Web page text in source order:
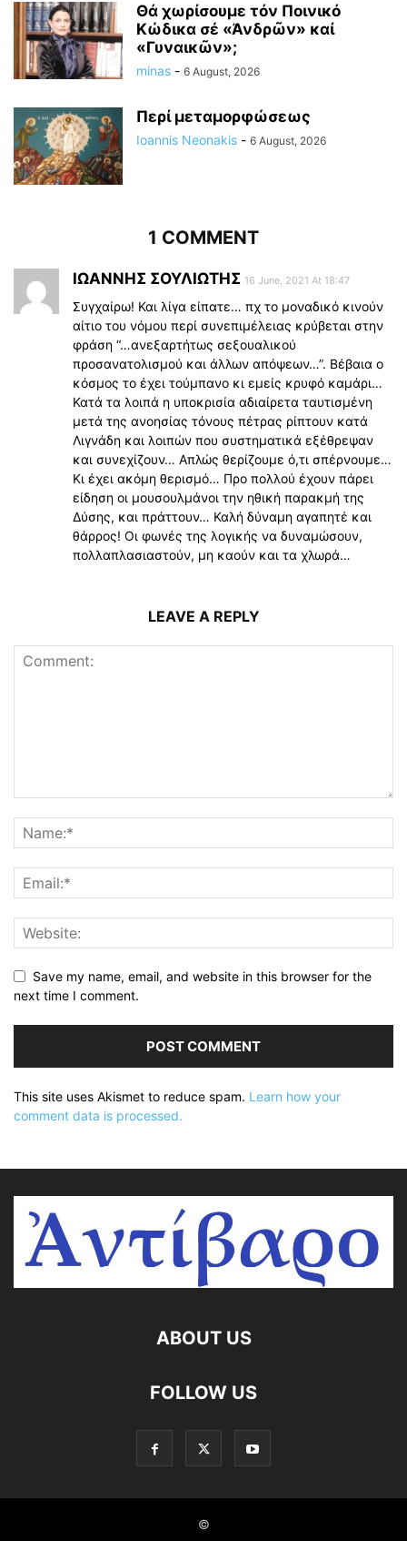
Θά χωρίσουμε τόν Ποινικό
Κώδικα σέ «Ἀνδρῶν» καί
«Γυναικῶν»;
minas - 6 August, 2026
Περί μεταμορφώσεως
Ioannis Neonakis - 6 August, 2026
1 COMMENT
ΙΩΑΝΝΗΣ ΣΟΥΛΙΩΤΗΣ 16 June, 2021 At 18:47
Συγχαίρω! Και λίγα είπατε… πχ το μοναδικό κινούν
αίτιο του νόμου περί συνεπιμέλειας κρύβεται στην
φράση “…ανεξαρτήτως σεξουαλικού
προσανατολισμού και άλλων απόψεων…”. Βέβαια ο
κόσμος το έχει τούμπανο κι εμείς κρυφό καμάρι…
Κατά τα λοιπά η υποκρισία αδιαίρετα ταυτισμένη
μετά της ανοησίας τόνους πέτρας ρίπτουν κατά
Λιγνάδη και λοιπών που συστηματικά εξέθρεψαν
και συνεχίζουν… Απλώς θερίζουμε ό,τι σπέρνουμε…
Κι έχει ακόμη θερισμό… Προ πολλού έχουν πάρει
είδηση οι μουσουλμάνοι την ηθική παρακμή της
Δύσης, και πράττουν… Καλή δύναμη αγαπητέ και
θάρρος! Οι φωνές της λογικής να δυναμώσουν,
πολλαπλασιαστούν, μη καούν και τα χλωρά…
LEAVE A REPLY
Save my name, email, and website in this browser for the
next time I comment.
This site uses Akismet to reduce spam. Learn how your
comment data is processed.
ABOUT US
FOLLOW US
©